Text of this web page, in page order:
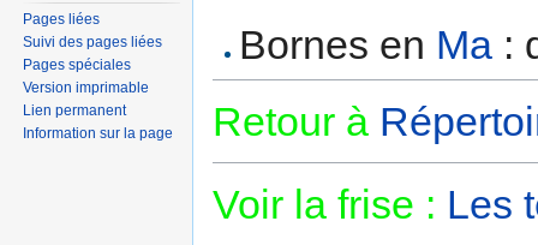
Bornes en Ma :
Retour à
Voir la frise : Les
Pages liées
Suivi des pages liées
Pages spéciales
Version imprimable
Lien permanent
Information sur la page